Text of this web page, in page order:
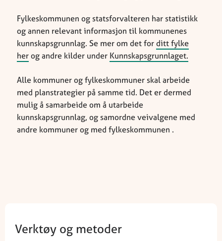
Fylkeskommunen og statsforvalteren har statistikk
og annen relevant informasjon til kommunenes
kunnskapsgrunnlag. Se mer om det forditt fylke
herog andre kilder under Kunnskapsgrunnlaget.
Alle kommuner og fylkeskommuner skal arbeide
med planstrategier på samme tid. Det er dermed
mulig å samarbeide om å utarbeide
kunnskapsgrunnlag, og samordne veivalgene med
andre kommuner og med fylkeskommunen .
Verktøy og metoder